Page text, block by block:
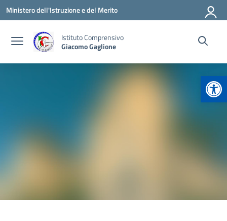
Vai ai contenuti
Vai al menu di navigazione
Vai al footer
Ministero dell'Istruzione e del Merito
Istituto Comprensivo
Giacomo Gaglione